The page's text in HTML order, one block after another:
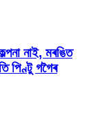
নাই, মৰঙিত
পিণ্টু গগৈৰ